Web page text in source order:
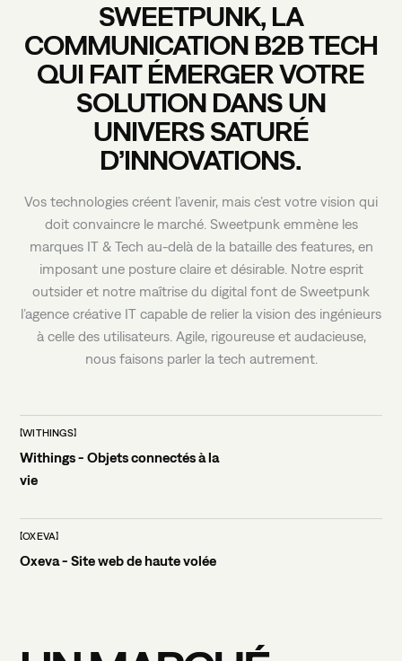
SWEETPUNK, LA
COMMUNICATION B2BTECH
QUI FAIT ÉMERGERVOTRE
SOLUTION DANS UN
UNIVERS SATURÉ
D’INNOVATIONS.
Vos technologies créent l’avenir, mais c’est votre vision qui
doit convaincre le marché. Sweetpunk emmène les
marques IT & Tech au-delà de la bataille des features, en
imposant une posture claire et désirable. Notre esprit
outsider et notre maîtrise du digital font de Sweetpunk
l’agence créative IT capable de relier la vision des ingénieurs
à celle des utilisateurs. Agile, rigoureuse et audacieuse,
nous faisons parler la tech autrement.
Withings - Objets connectés à la
vie
WITHINGS
Oxeva - Site web de haute volée
OXEVA